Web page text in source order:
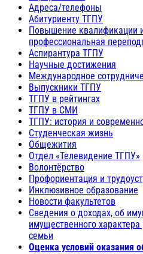
Адреса/телефоны
Абитуриенту ТГПУ
Повышение квалификации
профессиональная
Аспирантура ТГПУ
Научные достижения
Международное
Выпускники ТГПУ
ТГПУ в рейтингах
ТГПУ в СМИ
ТГПУ: история и
Студенческая жизнь
Общежития
Отдел «Телевидение ТГПУ»
Волонтёрство
Профориентация и
Инклюзивное образование
Новости факультетов
Сведения о доходах, об
имущественного
семьи
Оценка условий оказания